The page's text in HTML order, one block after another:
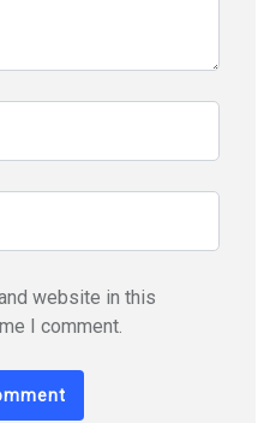
website in this
I comment.